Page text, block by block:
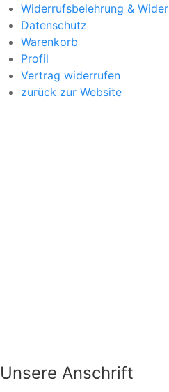
Widerrufsbelehrung &
Datenschutz
Warenkorb
Profil
Vertrag widerrufen
zurück zur Website
Unsere Anschrift